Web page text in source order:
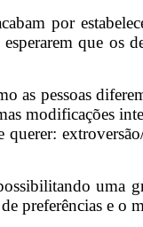
por
que os
pessoas
modificações
querer:
uma
preferências e o